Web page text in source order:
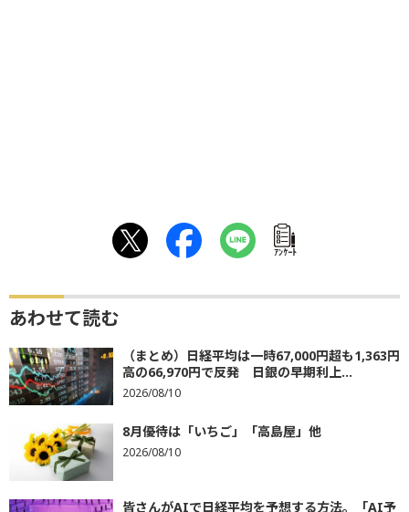
ｱﾝｹｰﾄ
あわせて読む
（まとめ）日経平均は一時67,000円超も1,363円
高の66,970円で反発 日銀の早期利上...
2026/08/10
8月優待は「いちご」「高島屋」他
2026/08/10
皆さんがAIで日経平均を予想する方法。「AI予